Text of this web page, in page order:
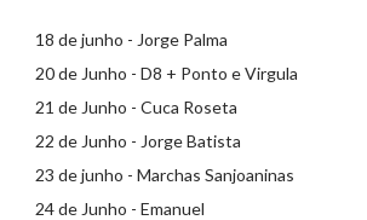
18 de junho - Jorge Palma
20 de Junho - D8 + Ponto e Virgula
21 de Junho - Cuca Roseta
22 de Junho - Jorge Batista
23 de junho - Marchas Sanjoaninas
24 de Junho - Emanuel